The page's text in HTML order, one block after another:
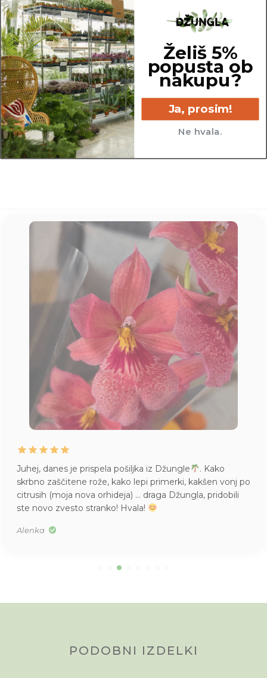
20.5 cm
Juhej, danes je prispela pošiljka iz Džungle
. Kako
skrbno zaščitene rože, kako lepi primerki, kakšen vonj po
citrusih (moja nova orhideja) … draga Džungla, pridobili
ste novo zvesto stranko! Hvala!
Alenka
PODOBNI IZDELKI
Želiš 5%
popusta ob
nakupu?
Ja, prosim!
Ne hvala.